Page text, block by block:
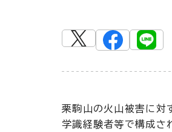
栗駒山の火山被害に対す
学識経験者等で構成さ